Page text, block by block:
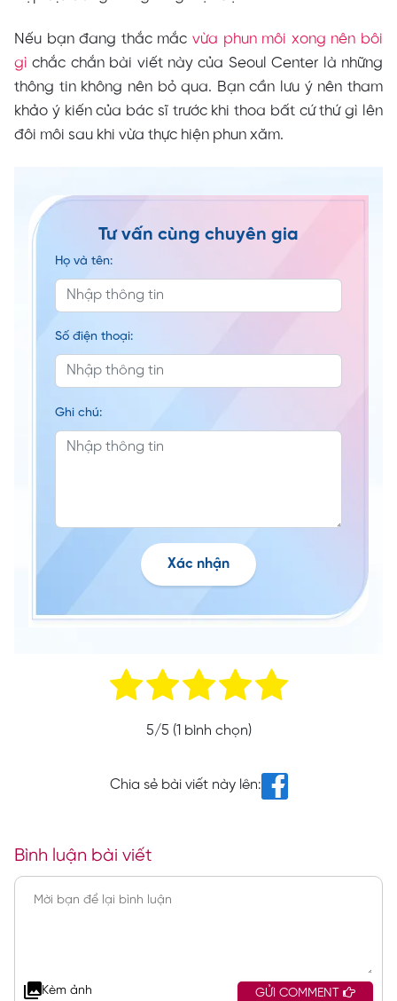
Nếu bạn đang thắc mắc vừa phun môi xong nên bôi
gì chắc chắn bài viết này của Seoul Center là những
thông tin không nên bỏ qua. Bạn cần lưu ý nên tham
khảo ý kiến của bác sĩ trước khi thoa bất cứ thứ gì lên
đôi môi sau khi vừa thực hiện phun xăm.
Tư vấn cùng chuyên gia
Họ và tên:
Số điện thoại:
Ghi chú:
Xác nhận
5/5 (1 bình chọn)
Chia sẻ bài viết này lên:
Bình luận bài viết
Kèm ảnh GỬI COMMENT